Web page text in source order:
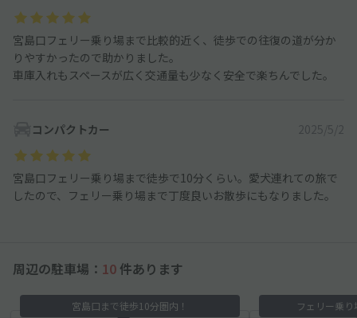
宮島口フェリー乗り場まで比較的近く、徒歩での往復の道が分か
りやすかったので助かりました。
車庫入れもスペースが広く交通量も少なく安全で楽ちんでした。
コンパクトカー 2025/5/2
宮島口フェリー乗り場まで徒歩で10分くらい。愛犬連れての旅で
したので、フェリー乗り場まで丁度良いお散歩にもなりました。
周辺の駐車場： 10 件あります
宮島口まで徒歩10分圏内！ フェリー乗